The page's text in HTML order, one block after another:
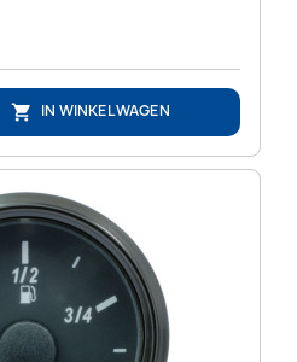
 IN WINKELWAGEN